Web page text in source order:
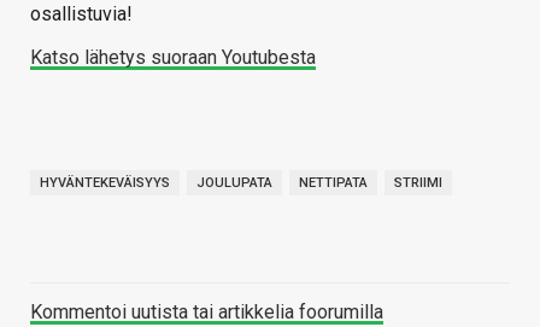
osallistuvia!
Katso lähetys suoraan Youtubesta
HYVÄNTEKEVÄISYYS JOULUPATA NETTIPATA STRIIMI
Kommentoi uutista tai artikkelia foorumilla